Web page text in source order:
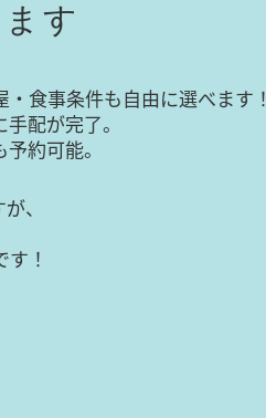
す
食事条件も自由に選べます！
配が完了。
約可能。
、
！